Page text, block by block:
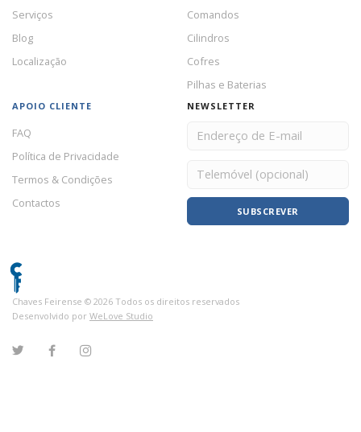
Serviços
Blog
Localização
Comandos
Cilindros
Cofres
Pilhas e Baterias
APOIO CLIENTE
FAQ
Política de Privacidade
Termos & Condições
Contactos
NEWSLETTER
SUBSCREVER
Chaves Feirense © 2026 Todos os direitos reservados
Desenvolvido por WeLove Studio